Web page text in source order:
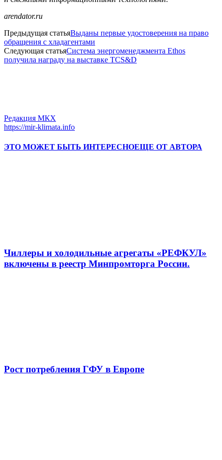
arendator.ru
Предыдущая статьяВыданы первые удостоверения на право
обращения с хладагентами
Следующая статьяСистема энергоменеджмента Ethos
получила награду на выставке TCS&D
Редакция МКХ
https://mir-klimata.info
ЭТО МОЖЕТ БЫТЬ ИНТЕРЕСНОЕЩЕ ОТ АВТОРА
Чиллеры и холодильные агрегаты «РЕФКУЛ»
включены в реестр Минпромторга России.
Рост потребления ГФУ в Европе